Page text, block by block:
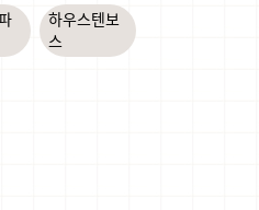
하우스텐보
스